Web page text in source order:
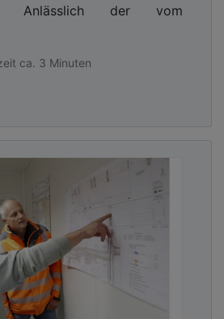
Anlässlich der vom
ca. 3 Minuten